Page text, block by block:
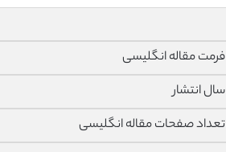
فرمت مقاله انگلیسی
سال انتشار
تعداد صفحات مقاله انگلیسی